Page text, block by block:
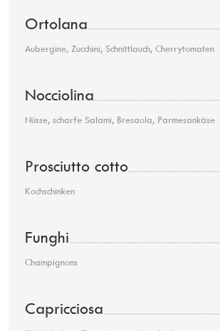
Ortolana
Aubergine, Zucchini, Schnittlauch, Cherrytomaten
Nocciolina
Nüsse, scharfe Salami, Bresaola, Parmesankäse
Prosciutto cotto
Kochschinken
Funghi
Champignons
Capricciosa